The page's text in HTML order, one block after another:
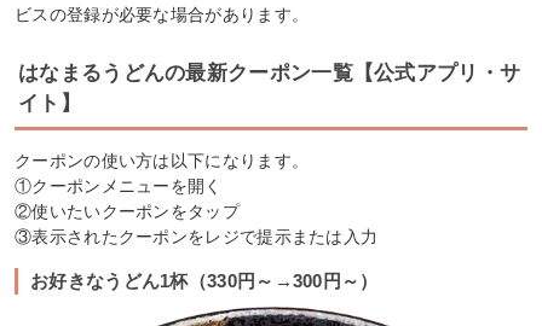
ビスの登録が必要な場合があります。
はなまるうどんの最新クーポン一覧【公式アプリ・サ
イト】
クーポンの使い方は以下になります。
①クーポンメニューを開く
②使いたいクーポンをタップ
③表示されたクーポンをレジで提示または入力
お好きなうどん1杯（330円～→300円～）